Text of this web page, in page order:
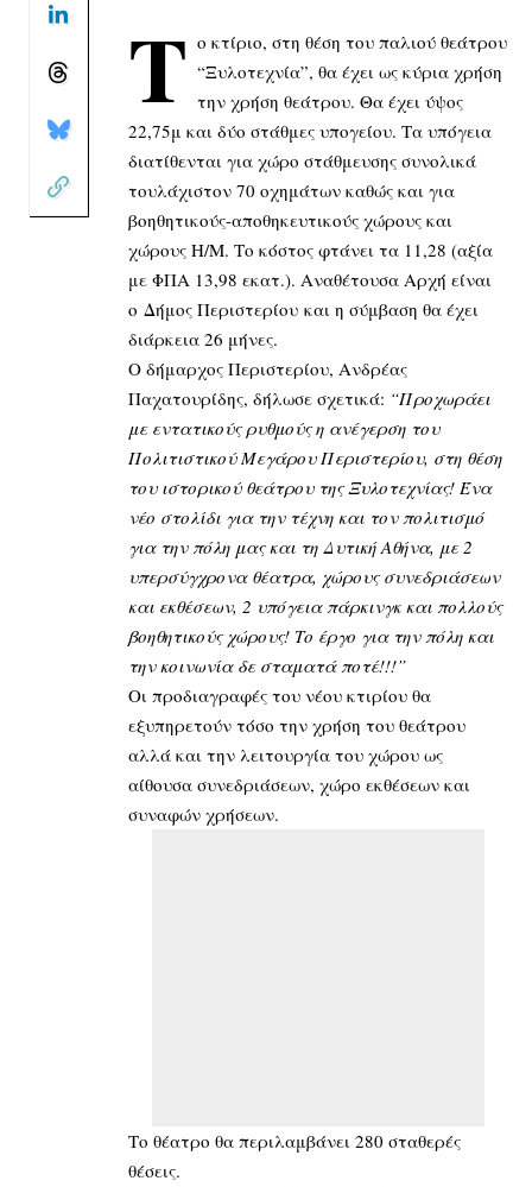
Τ ο κτίριο, στη θέση του παλιού θεάτρου
“Ξυλοτεχνία”, θα έχει ως κύρια χρήση
την χρήση θεάτρου. Θα έχει ύψος
22,75μ και δύο στάθμες υπογείου. Τα υπόγεια
διατίθενται για χώρο στάθμευσης συνολικά
τουλάχιστον 70 οχημάτων καθώς και για
βοηθητικούς-αποθηκευτικούς χώρους και
χώρους Η/Μ. Το κόστος φτάνει τα 11,28 (αξία
με ΦΠΑ 13,98 εκατ.). Αναθέτουσα Αρχή είναι
ο Δήμος Περιστερίου και η σύμβαση θα έχει
διάρκεια 26 μήνες.
Ο δήμαρχος Περιστερίου, Ανδρέας
Παχατουρίδης, δήλωσε σχετικά: “Προχωράει
με εντατικούς ρυθμούς η ανέγερση του
Πολιτιστικού Μεγάρου Περιστερίου, στη θέση
του ιστορικού θεάτρου της Ξυλοτεχνίας! Ένα
νέο στολίδι για την τέχνη και τον πολιτισμό
για την πόλη μας και τη Δυτική Αθήνα, με 2
υπερσύγχρονα θέατρα, χώρους συνεδριάσεων
και εκθέσεων, 2 υπόγεια πάρκινγκ και πολλούς
βοηθητικούς χώρους! Το έργο για την πόλη και
την κοινωνία δε σταματά ποτέ!!!”
Οι προδιαγραφές του νέου κτιρίου θα
εξυπηρετούν τόσο την χρήση του θεάτρου
αλλά και την λειτουργία του χώρου ως
αίθουσα συνεδριάσεων, χώρο εκθέσεων και
συναφών χρήσεων.
Το θέατρο θα περιλαμβάνει 280 σταθερές
θέσεις.